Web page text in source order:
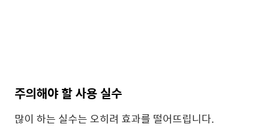
주의해야 할 사용 실수
많이 하는 실수는 오히려 효과를 떨어뜨립니다.